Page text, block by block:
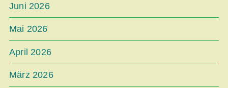
Juni 2026
Mai 2026
April 2026
März 2026